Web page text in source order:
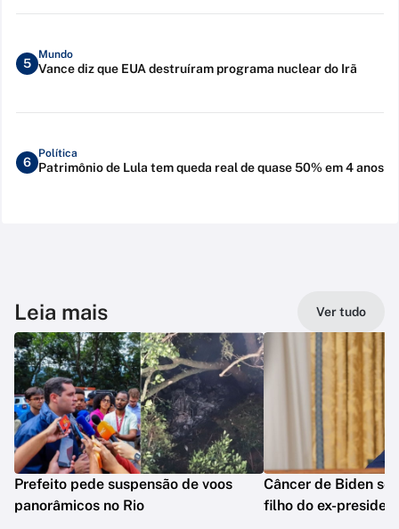
5
Mundo
Vance diz que EUA destruíram programa nuclear do Irã
6
Política
Patrimônio de Lula tem queda real de quase 50% em 4 anos
Leia mais Ver tudo
Prefeito pede suspensão de voos
panorâmicos no Rio
Câncer de Biden se
filho do ex-